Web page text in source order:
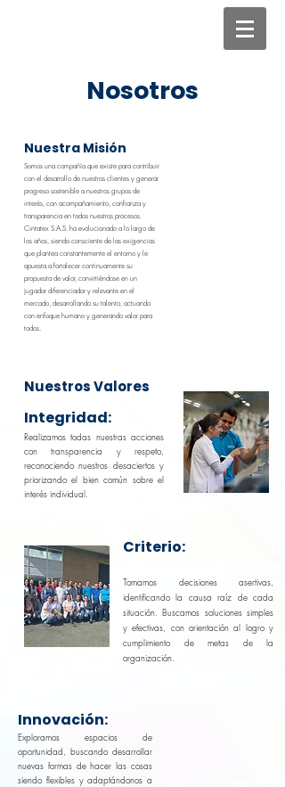
Nosotros
Nuestra Misión
Somos una compañía que existe para contribuir
con el desarrollo de nuestros clientes y generar
progreso sostenible a nuestros grupos de
interés, con acompañamiento, confianza y
transparencia en todos nuestros procesos.
Cintatex S.A.S. ha evolucionado a lo largo de
los años, siendo consciente de las exigencias
que plantea constantemente el entorno y le
apuesta a fortalecer continuamente su
propuesta de valor, convirtiéndose en un
jugador diferenciador y relevante en el
mercado, desarrollando su talento, actuando
con enfoque humano y generando valor para
todos.
Nuestros Valores
Integridad:
Realizamos todas nuestras acciones
con transparencia y respeto,
reconociendo nuestros desaciertos y
priorizando el bien común sobre el
interés individual.
Criterio:
Tomamos decisiones asertivas,
identificando la causa raíz de cada
situación. Buscamos soluciones simples
y efectivas, con orientación al logro y
cumplimiento de metas de la
organización.
Innovación:
Exploramos espacios de
oportunidad, buscando desarrollar
nuevas formas de hacer las cosas
siendo flexibles y adaptándonos a